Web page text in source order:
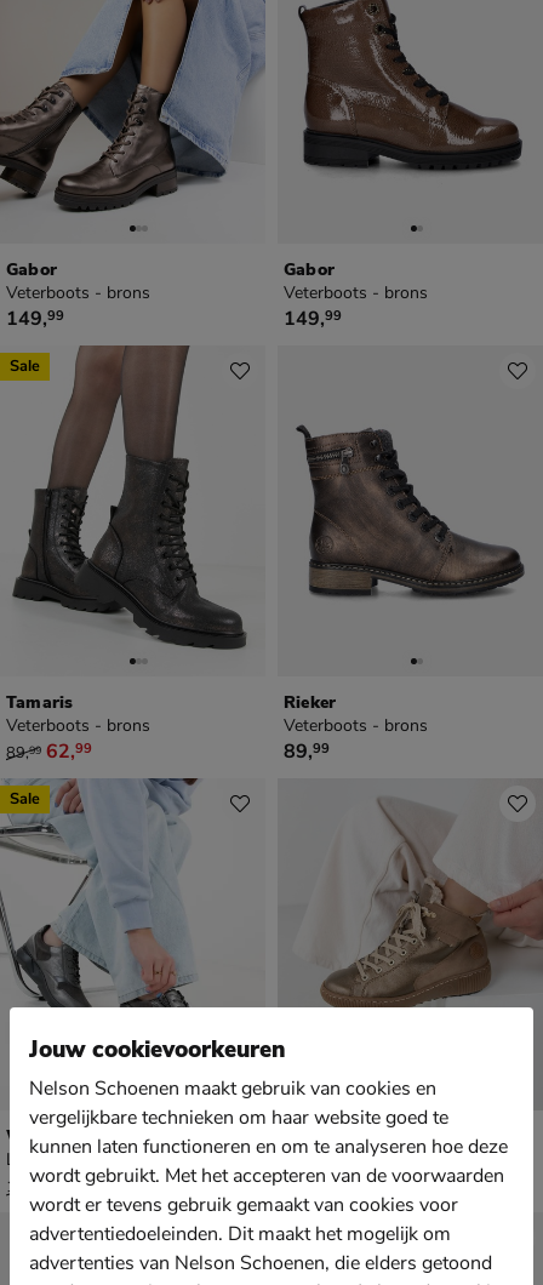
Gabor
Veterboots - brons
€ 149,99
149,99
Gabor
Veterboots - brons
€ 149,99
149,99
Tamaris
Veterboots - brons
van € 89,99 voor € 62,99
89,99 62,99
Sale
Rieker
Veterboots - brons
€ 89,99
89,99
Waldläufer K-Funky
Lage sneakers - brons
van € 149,99 voor € 104,99
149,99 104,99
Sale
Rieker
Veterboots - brons
€ 89,99
89,99
Jouw cookievoorkeuren
Nelson Schoenen maakt gebruik van cookies en
vergelijkbare technieken om haar website goed te
kunnen laten functioneren en om te analyseren hoe deze
wordt gebruikt. Met het accepteren van de voorwaarden
wordt er tevens gebruik gemaakt van cookies voor
advertentiedoeleinden. Dit maakt het mogelijk om
advertenties van Nelson Schoenen, die elders getoond